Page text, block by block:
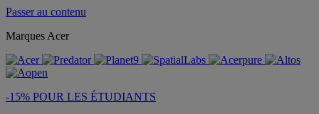
Passer au contenu
Marques Acer
-15% POUR LES ÉTUDIANTS